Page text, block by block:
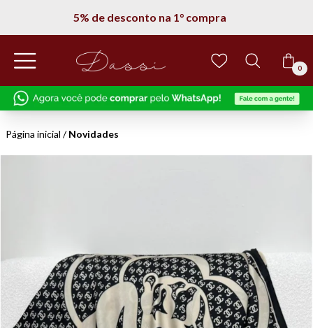
5% de desconto na 1° compra
0
Página inicial /Novidades